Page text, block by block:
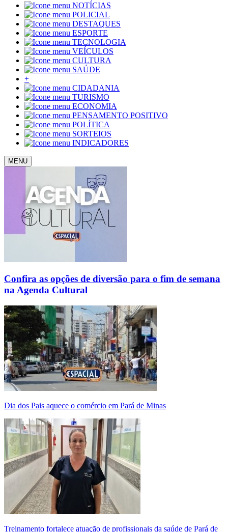
NOTÍCIAS
POLICIAL
DESTAQUES
ESPORTE
TECNOLOGIA
VEÍCULOS
CULTURA
SAÚDE
+
CIDADANIA
TURISMO
ECONOMIA
PENSAMENTO POSITIVO
POLÍTICA
SORTEIOS
INDICADORES
MENU
Confira as opções de diversão para o fim de semana
na Agenda Cultural
Dia dos Pais aquece o comércio em Pará de Minas
Treinamento fortalece atuação de profissionais da saúde de Pará de